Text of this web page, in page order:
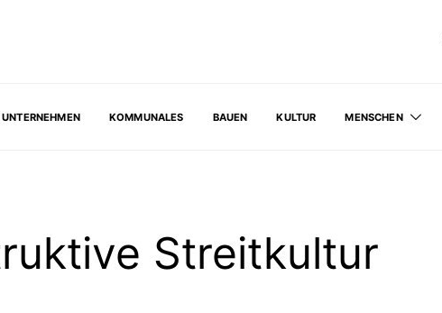
UNTERNEHMEN KOMMUNALES BAUEN KULTUR MENSCHEN
Streitkultur